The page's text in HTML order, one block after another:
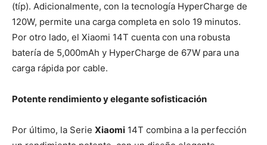
(típ). Adicionalmente, con la tecnología HyperCharge de
120W, permite una carga completa en solo 19 minutos.
Por otro lado, el Xiaomi 14T cuenta con una robusta
batería de 5,000mAh y HyperCharge de 67W para una
carga rápida por cable.
Potente rendimiento y elegante sofisticación
Por último, la Serie Xiaomi 14T combina a la perfección